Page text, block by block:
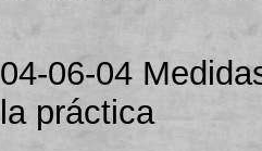
04-06-04
la práctica